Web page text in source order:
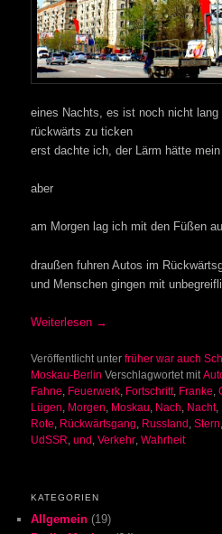
eines Nachts, es ist noch nicht lang
rückwärts zu ticken
erst dachte ich, der Lärm hätte
aber
am Morgen lag ich mit den Füßen
draußen fuhren Autos im
und Menschen gingen mit
Weiterlesen →
Veröffentlicht unter früher war auch
Moskau-Berlin Verschlagwortet mit
Fahne, Feuerwerk, Fortschritt, Franke,
Lügen, Morgen, Moskau, Nach, Nacht,
Rote, Rückwärtsgang, Russland,Stern
UdSSR,und,Verkehr,Wahrheit
KATEGORIEN
Allgemein (19)